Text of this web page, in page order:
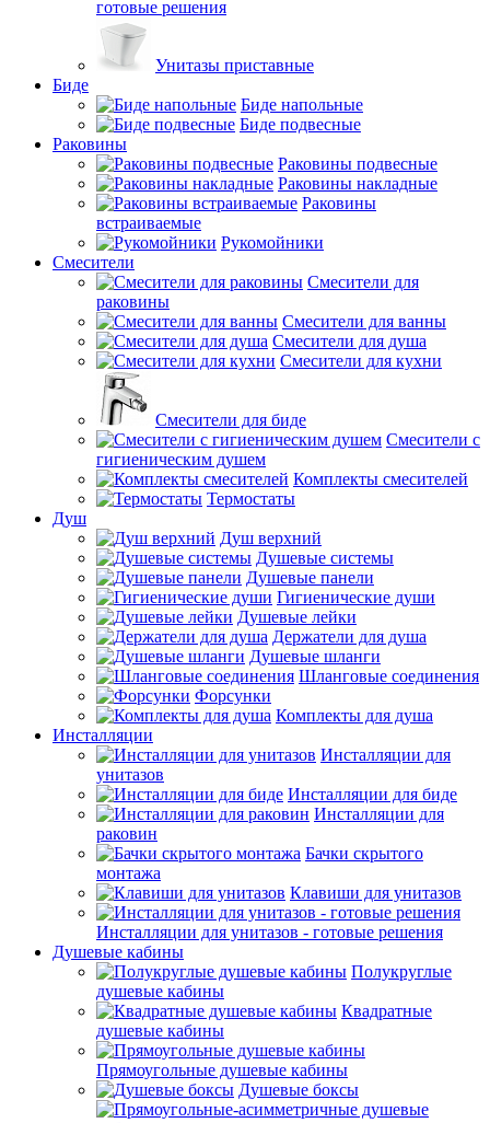
готовые решения
Унитазы приставные
Биде
Биде напольные
Биде подвесные
Раковины
Раковины подвесные
Раковины накладные
Раковины
встраиваемые
Рукомойники
Смесители
Смесители для
раковины
Смесители для ванны
Смесители для душа
Смесители для кухни
Смесители для биде
Смесители с
гигиеническим душем
Комплекты смесителей
Термостаты
Душ
Душ верхний
Душевые системы
Душевые панели
Гигиенические души
Душевые лейки
Держатели для душа
Душевые шланги
Шланговые соединения
Форсунки
Комплекты для душа
Инсталляции
Инсталляции для
унитазов
Инсталляции для биде
Инсталляции для
раковин
Бачки скрытого
монтажа
Клавиши для унитазов
Инсталляции для унитазов - готовые решения
Душевые кабины
Полукруглые
душевые кабины
Квадратные
душевые кабины
Прямоугольные душевые кабины
Душевые боксы